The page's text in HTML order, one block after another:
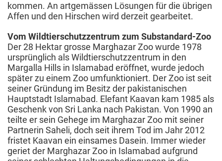
kommen. An artgemässen Lösungen für die übrigen
Affen und den Hirschen wird derzeit gearbeitet.
Vom Wildtierschutzzentrum zum Substandard-Zoo
Der 28 Hektar grosse Marghazar Zoo wurde 1978
ursprünglich als Wildtierschutzzentrum in den
Margalla Hills in Islamabad eröffnet, wurde jedoch
später zu einem Zoo umfunktioniert. Der Zoo ist seit
seiner Gründung im Besitz der pakistanischen
Hauptstadt Islamabad. Elefant Kaavan kam 1985 als
Geschenk von Sri Lanka nach Pakistan. Von 1990 an
teilte er sein Gehege im Marghazar Zoo mit seiner
Partnerin Saheli, doch seit ihrem Tod im Jahr 2012
fristet Kaavan ein einsames Dasein. Immer wieder
geriet der Marghazar Zoo in Islamabad aufgrund